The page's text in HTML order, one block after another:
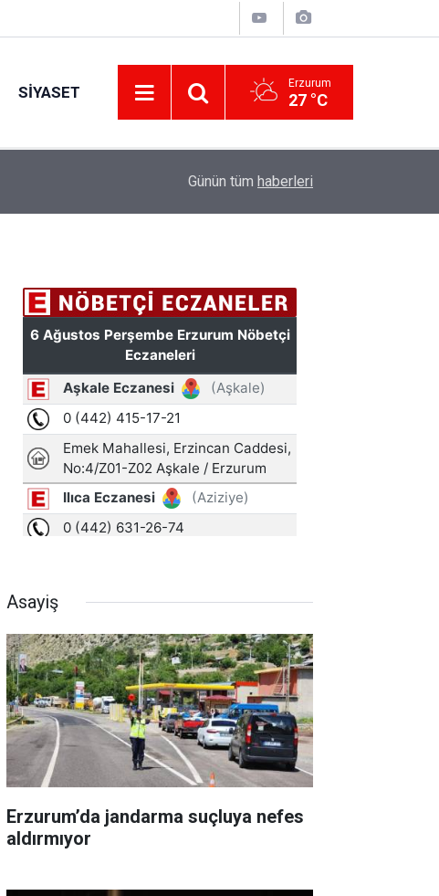
SIYASET Erzurum
27 °C
hazırlanacak
Günün tüm haberleri
Asayiş
Erzurum’da jandarma suçluya nefes
aldırmıyor